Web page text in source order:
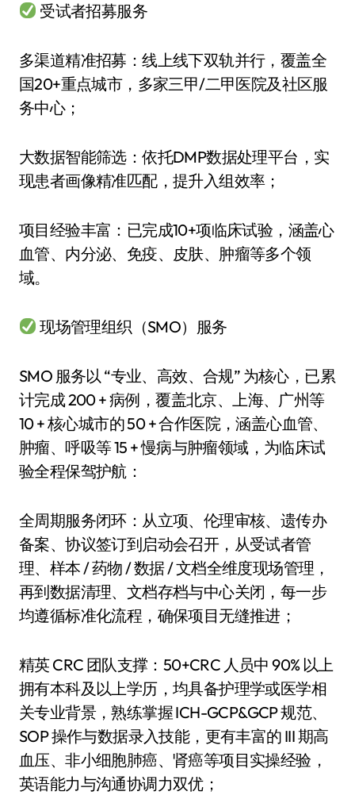
受试者招募服务
多渠道精准招募：线上线下双轨并行，覆盖全
国20+重点城市，多家三甲/二甲医院及社区服
务中心；
大数据智能筛选：依托DMP数据处理平台，实
现患者画像精准匹配，提升入组效率；
项目经验丰富：已完成10+项临床试验，涵盖心
血管、内分泌、免疫、皮肤、肿瘤等多个领
域。
现场管理组织（SMO）服务
SMO 服务以 “专业、高效、合规” 为核心，已累
计完成 200 + 病例，覆盖北京、上海、广州等
10 + 核心城市的 50 + 合作医院，涵盖心血管、
肿瘤、呼吸等 15 + 慢病与肿瘤领域，为临床试
验全程保驾护航：
全周期服务闭环：从立项、伦理审核、遗传办
备案、协议签订到启动会召开，从受试者管
理、样本 / 药物 / 数据 / 文档全维度现场管理，
再到数据清理、文档存档与中心关闭，每一步
均遵循标准化流程，确保项目无缝推进；
精英 CRC 团队支撑：50+CRC 人员中 90% 以上
拥有本科及以上学历，均具备护理学或医学相
关专业背景，熟练掌握 ICH-GCP&GCP 规范、
SOP 操作与数据录入技能，更有丰富的 III 期高
血压、非小细胞肺癌、肾癌等项目实操经验，
英语能力与沟通协调力双优；